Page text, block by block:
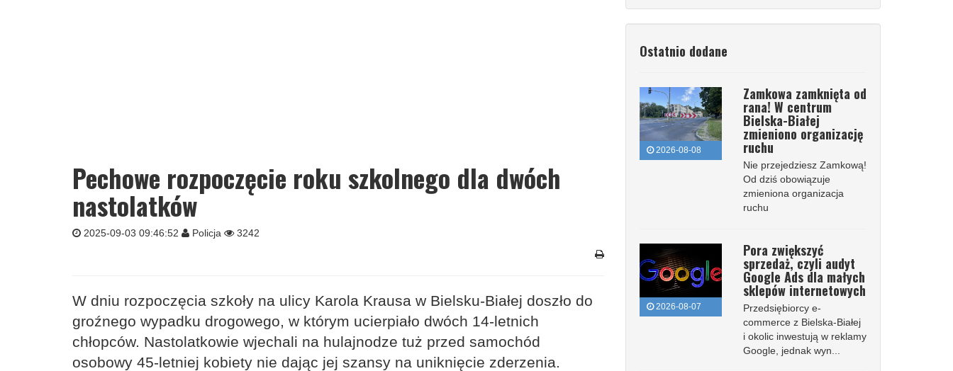
Pechowe rozpoczęcie roku szkolnego dla dwóch
nastolatków
2025-09-03 09:46:52 Policja 3242
W dniu rozpoczęcia szkoły na ulicy Karola Krausa w Bielsku-Białej doszło do
groźnego wypadku drogowego, w którym ucierpiało dwóch 14-letnich
chłopców. Nastolatkowie wjechali na hulajnodze tuż przed samochód
osobowy 45-letniej kobiety nie dając jej szansy na uniknięcie zderzenia.
Ostatnio dodane
2026-08-08
Zamkowa zamknięta od
rana! W centrum
Bielska-Białej
zmieniono organizację
ruchu
Nie przejedziesz Zamkową!
Od dziś obowiązuje
zmieniona organizacja
ruchu
2026-08-07
Pora zwiększyć
sprzedaż, czyli audyt
Google Ads dla małych
sklepów internetowych
Przedsiębiorcy e-
commerce z Bielska-Białej
i okolic inwestują w reklamy
Google, jednak wyn...